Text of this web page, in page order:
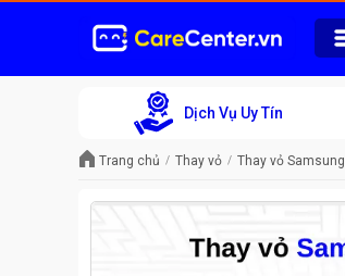
Dịch Vụ Uy Tín
Trang chủ Thay vỏ Thay vỏ Samsung